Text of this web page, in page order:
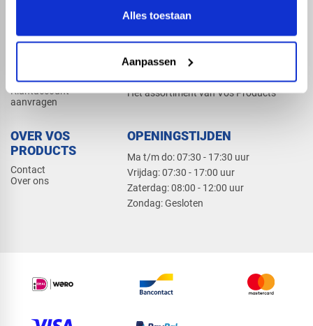
Alles toestaan
Aanpassen
Dak en gevel
Klantaccount
aanvragen
PRODUCTCATALOGUS 2026
Het assortiment van Vos Products
OVER VOS
PRODUCTS
Contact
Over ons
OPENINGSTIJDEN
Ma t/m do: 07:30 - 17:30 uur
​Vrijdag: 07:30 - 17:00 uur
​Zaterdag: 08:00 - 12:00 uur
​Zondag: Gesloten